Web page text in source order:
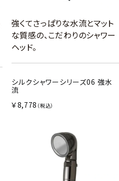
強くてさっぱりな水流とマット
な質感の、こだわりのシャワー
ヘッド。
シルクシャワーシリーズ06 強水
流
￥8,778 （税込）